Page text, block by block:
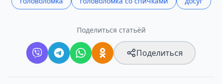
Поделиться статьёй
Поделиться